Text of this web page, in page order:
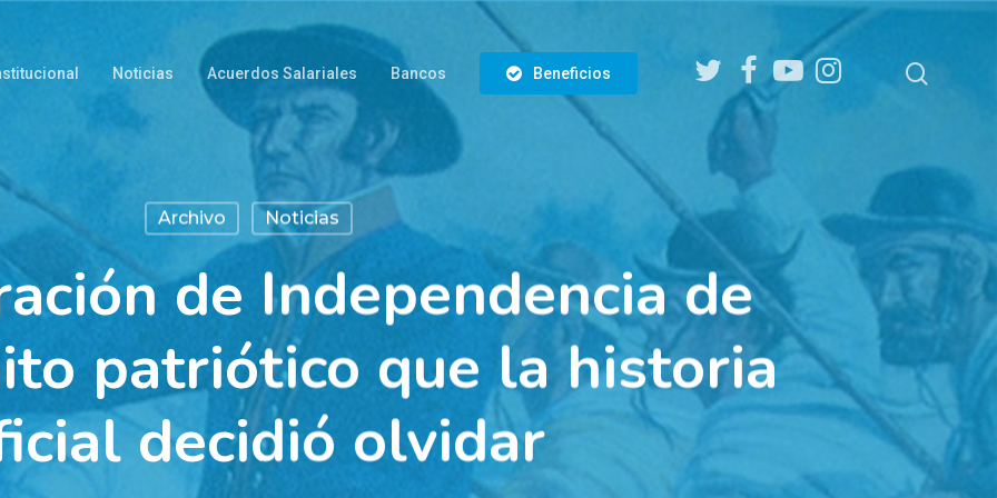
Noticias Acuerdos Salariales Bancos Beneficios
twitter facebookyoutubeinstagram
Archivo Noticias
de Independencia de
patriótico que la historia
decidió olvidar